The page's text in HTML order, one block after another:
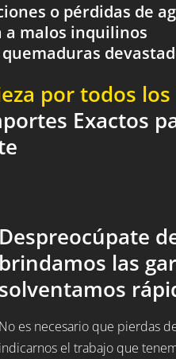
o pérdidas de
a malos inquilinos
por todos
Exactos
Despreocúpate
brindamos las
solventamos
No es necesario que pierdas
indicarnos el trabajo que